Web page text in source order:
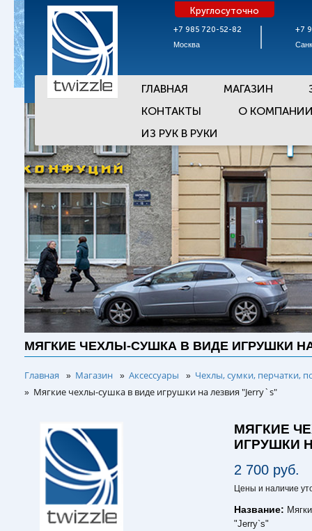
+7 985 720-52-82
Москва
Круглосуточно
+7
ГЛАВНАЯ МАГАЗИН
КОНТАКТЫ
О
ИЗ РУК В РУКИ
МЯГКИЕ ЧЕХЛЫ-СУШКА В ВИДЕ ИГРУШКИ НА
Главная » Магазин » Аксессуары » Чехлы, сумки, перчатки,
» Мягкие чехлы-сушка в виде игрушки на лезвия "Jerry`s"
МЯГКИЕ
ИГРУШКИ
2 700 руб.
Цены и наличие
Название:
"Jerry`s"